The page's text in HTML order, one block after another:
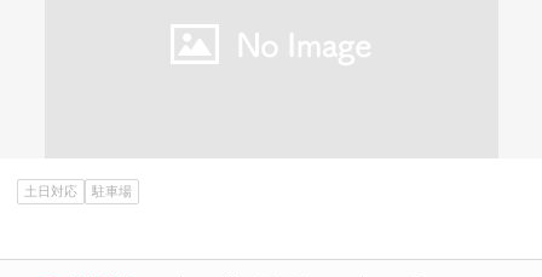
土日対応 駐車場